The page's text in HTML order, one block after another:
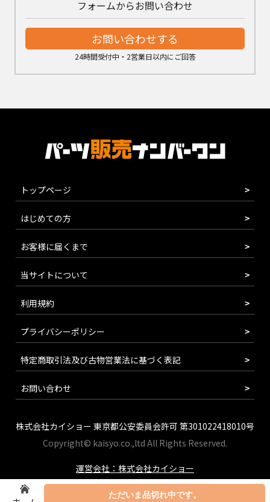
ただいま品切れ中です。
フォームからお問い合わせ
お問い合わせする
24時間受付中・2営業日以内にご回答
トップページ
はじめての方
お客様に届くまで
当サイトについて
利用規約
プライバシーポリシー
特定商取引法及び古物営業法に基づく表記
お問い合わせ
株式会社カイショー 東京都公安委員会許可 第301022418010号
Copyright© kaisyo.co.,ltd All Rights Reserved.
運営会社：株式会社カイショー